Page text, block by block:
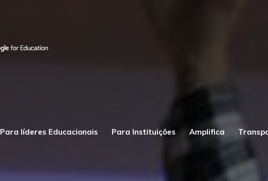
Para líderes Educacionais Para Instituições Amplifica